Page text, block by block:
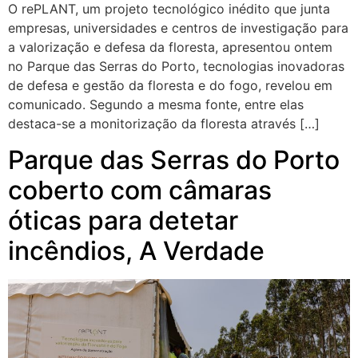
O rePLANT, um projeto tecnológico inédito que junta
empresas, universidades e centros de investigação para
a valorização e defesa da floresta, apresentou ontem
no Parque das Serras do Porto, tecnologias inovadoras
de defesa e gestão da floresta e do fogo, revelou em
comunicado. Segundo a mesma fonte, entre elas
destaca-se a monitorização da floresta através […]
Parque das Serras do Porto
coberto com câmaras
óticas para detetar
incêndios, A Verdade